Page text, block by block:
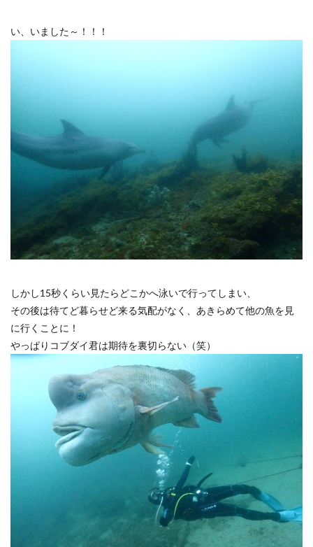
い、いました～！！！
しかし15秒くらい見たらどこかへ泳いで行ってしまい、
その後は待てど暮らせど来る気配がなく、あきらめて他の魚を見
に行くことに！
やっぱりコブダイ君は期待を裏切らない（笑）